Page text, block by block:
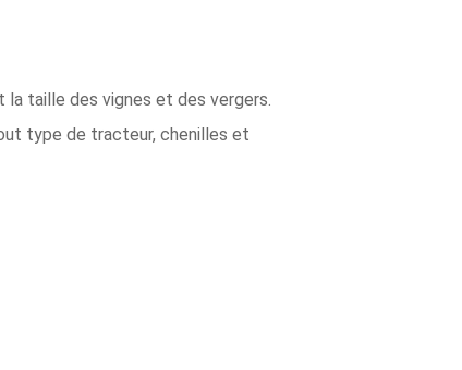
la taille des vignes et des vergers.
type de tracteur, chenilles et